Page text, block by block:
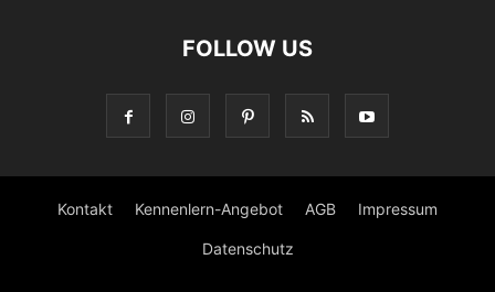
FOLLOW US
Kontakt Kennenlern-Angebot AGB Impressum
Datenschutz